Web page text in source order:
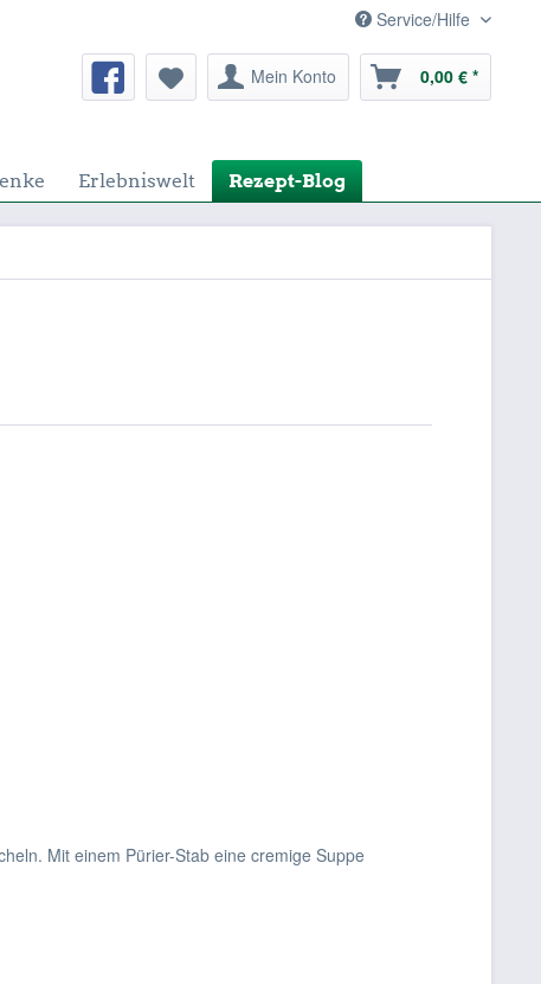
Service/Hilfe
Mein Konto 0,00 € *
Erlebniswelt Rezept-Blog
Mit einem Pürier-Stab eine cremige Suppe